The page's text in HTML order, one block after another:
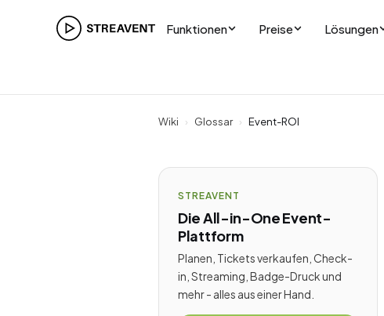
Funktionen Preise Lösungen
Wiki › Glossar › Event-ROI
STREAVENT
Die All-in-One Event-
Plattform
Planen, Tickets verkaufen, Check-
in, Streaming, Badge-Druck und
mehr - alles aus einer Hand.